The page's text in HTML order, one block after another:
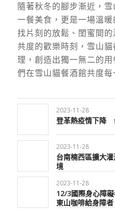
隨著秋冬的腳步漸近，
一餐美食，更是一場溫
找片刻的放鬆、閨蜜間
共度的歡樂時刻，雪山
理，創造出獨一無二的
們在雪山貓餐酒館共度每
2023-11-28
登革熱疫情下降
2023-11-28
台南楠西區擴大
境
2023-11-28
12/3國際身心障
東山咖啡給身障者